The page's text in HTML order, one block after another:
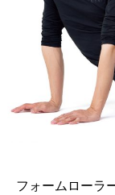
フォームローラ